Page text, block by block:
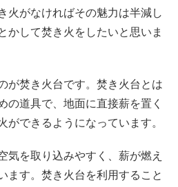
火がなければその魅力は半減し
かして焚き火をしたいと思いま
が焚き火台です。焚き火台とは
の道具で、地面に直接薪を置く
ができるようになっています。
気を取り込みやすく、薪が燃え
ます。焚き火台を利用すること